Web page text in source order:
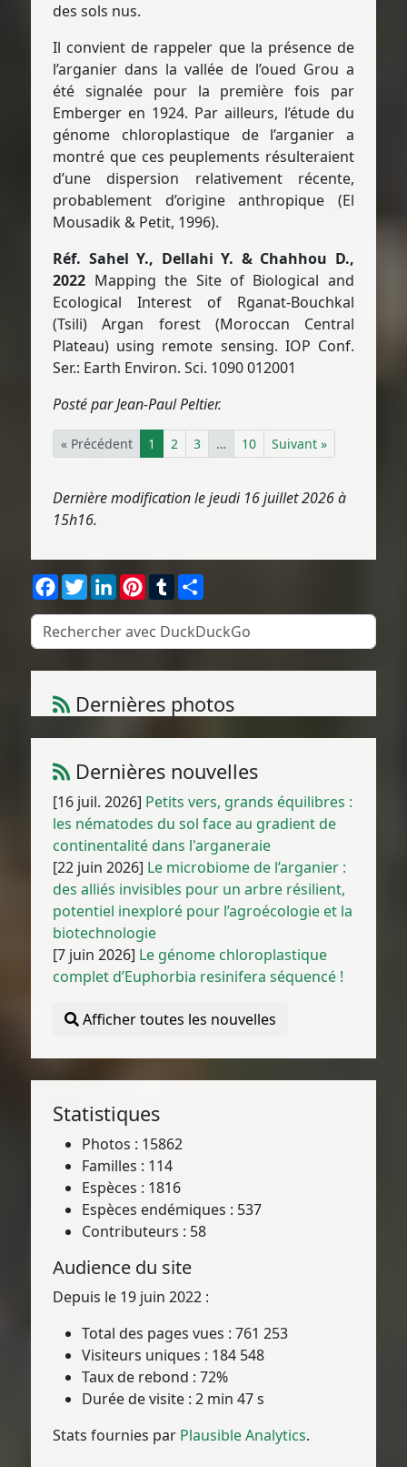
des sols nus.
Il convient de rappeler que la présence de
l’arganier dans la vallée de l’oued Grou a
été signalée pour la première fois par
Emberger en 1924. Par ailleurs, l’étude du
génome chloroplastique de l’arganier a
montré que ces peuplements résulteraient
d’une dispersion relativement récente,
probablement d’origine anthropique (El
Mousadik & Petit, 1996).
Réf. Sahel Y., Dellahi Y. & Chahhou D.,
2022 Mapping the Site of Biological and
Ecological Interest of Rganat-Bouchkal
(Tsili) Argan forest (Moroccan Central
Plateau) using remote sensing. IOP Conf.
Ser.: Earth Environ. Sci. 1090 012001
Posté par Jean-Paul Peltier.
« Précédent 1 2 3 … 10 Suivant »
Dernière modification le jeudi 16 juillet 2026 à
15h16.
Facebook
TwitterLinkedInPinterest
Tumblr
Dernières photos
Amaranthus cruentus L.
Dernières nouvelles
[16 juil. 2026] Petits vers, grands équilibres :
les nématodes du sol face au gradient de
continentalité dans l'arganeraie
[22 juin 2026] Le microbiome de l’arganier :
des alliés invisibles pour un arbre résilient,
potentiel inexploré pour l’agroécologie et la
biotechnologie
[7 juin 2026] Le génome chloroplastique
complet d’Euphorbia resinifera séquencé !
Afficher toutes les nouvelles
Statistiques
Photos : 15862
Familles : 114
Espèces : 1816
Espèces endémiques : 537
Contributeurs : 58
Audience du site
Depuis le 19 juin 2022 :
Total des pages vues : 761 253
Visiteurs uniques : 184 548
Taux de rebond : 72%
Durée de visite : 2 min 47 s
Stats fournies par Plausible Analytics.